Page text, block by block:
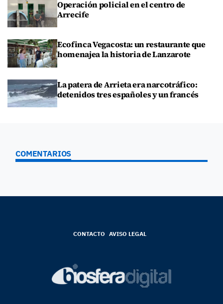
Operación policial en el centro de
Arrecife
Ecofinca Vegacosta: un restaurante que
homenajea la historia de Lanzarote
La patera de Arrieta era narcotráfico:
detenidos tres españoles y un francés
COMENTARIOS
CONTACTO AVISO LEGAL